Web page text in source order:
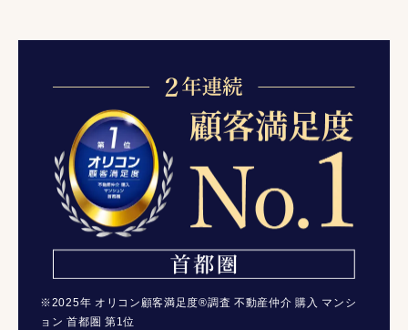
※2025年 オリコン顧客満足度®調査 不動産仲介 購入 マンシ
ョン 首都圏 第1位